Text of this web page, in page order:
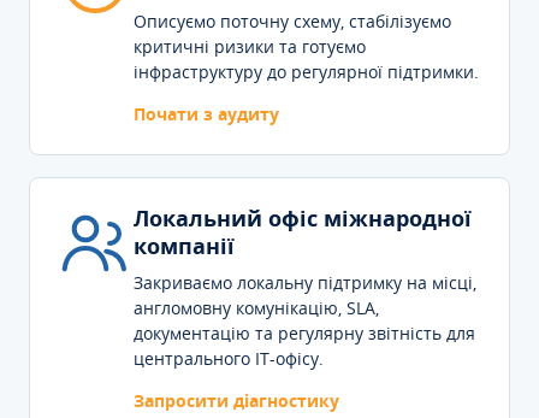
Описуємо поточну схему, стабілізуємо
критичні ризики та готуємо
інфраструктуру до регулярної підтримки.
Почати з аудиту
Локальний офіс міжнародної
компанії
Закриваємо локальну підтримку на місці,
англомовну комунікацію, SLA,
документацію та регулярну звітність для
центрального IT-офісу.
Запросити діагностику